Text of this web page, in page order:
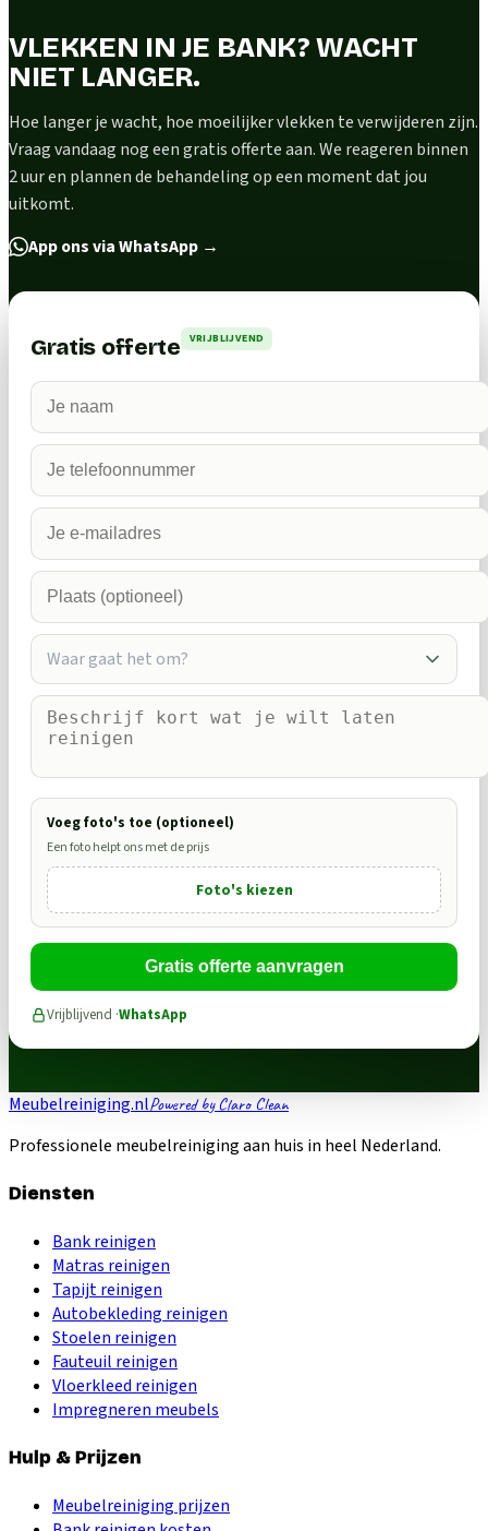
VLEKKEN IN JE BANK? WACHT
NIET LANGER.
Hoe langer je wacht, hoe moeilijker vlekken te verwijderen zijn.
Vraag vandaag nog een gratis offerte aan. We reageren binnen
2 uur en plannen de behandeling op een moment dat jou
uitkomt.
App ons via WhatsApp →
Gratis offerte VRIJBLIJVEND
Waar gaat het om?
Voeg foto's toe (optioneel)
Een foto helpt ons met de prijs
Foto's kiezen
Gratis offerte aanvragen
Vrijblijvend ·WhatsApp
Meubelreiniging.nlPowered by Claro Clean
Professionele meubelreiniging aan huis in heel Nederland.
Diensten
Bank reinigen
Matras reinigen
Tapijt reinigen
Autobekleding reinigen
Stoelen reinigen
Fauteuil reinigen
Vloerkleed reinigen
Impregneren meubels
Hulp & Prijzen
Meubelreiniging prijzen